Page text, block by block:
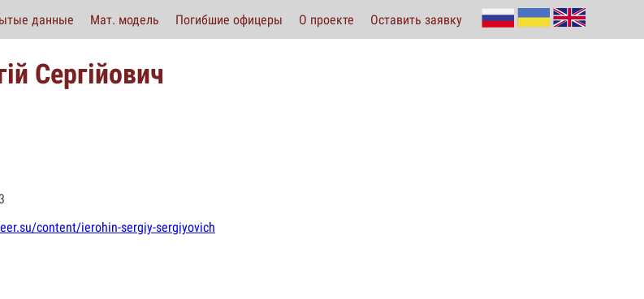
данные Мат. модель Погибшие офицеры О проекте Оставить заявку
Сергійович
content/ierohin-sergiy-sergiyovich